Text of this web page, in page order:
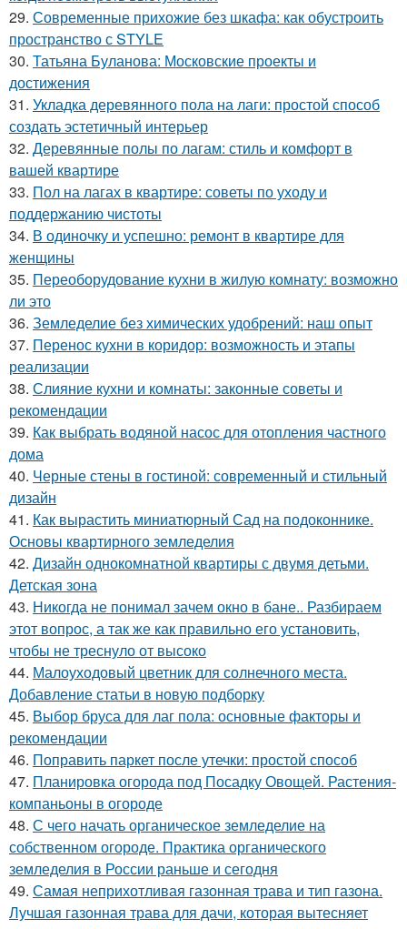
29. Современные прихожие без шкафа: как обустроить
пространство с STYLE
30. Татьяна Буланова: Московские проекты и
достижения
31. Укладка деревянного пола на лаги: простой способ
создать эстетичный интерьер
32. Деревянные полы по лагам: стиль и комфорт в
вашей квартире
33. Пол на лагах в квартире: советы по уходу и
поддержанию чистоты
34. В одиночку и успешно: ремонт в квартире для
женщины
35. Переоборудование кухни в жилую комнату: возможно
ли это
36. Земледелие без химических удобрений: наш опыт
37. Перенос кухни в коридор: возможность и этапы
реализации
38. Слияние кухни и комнаты: законные советы и
рекомендации
39. Как выбрать водяной насос для отопления частного
дома
40. Черные стены в гостиной: современный и стильный
дизайн
41. Как вырастить миниатюрный Сад на подоконнике.
Основы квартирного земледелия
42. Дизайн однокомнатной квартиры с двумя детьми.
Детская зона
43. Никогда не понимал зачем окно в бане.. Разбираем
этот вопрос, а так же как правильно его установить,
чтобы не треснуло от высоко
44. Малоуходовый цветник для солнечного места.
Добавление статьи в новую подборку
45. Выбор бруса для лаг пола: основные факторы и
рекомендации
46. Поправить паркет после утечки: простой способ
47. Планировка огорода под Посадку Овощей. Растения-
компаньоны в огороде
48. С чего начать органическое земледелие на
собственном огороде. Практика органического
земледелия в России раньше и сегодня
49. Самая неприхотливая газонная трава и тип газона.
Лучшая газонная трава для дачи, которая вытесняет